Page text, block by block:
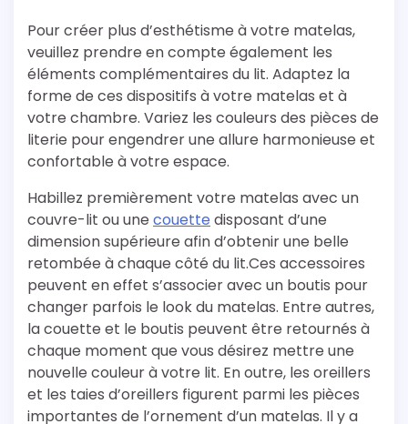
Pour créer plus d’esthétisme à votre matelas,
veuillez prendre en compte également les
éléments complémentaires du lit. Adaptez la
forme de ces dispositifs à votre matelas et à
votre chambre. Variez les couleurs des pièces de
literie pour engendrer une allure harmonieuse et
confortable à votre espace.
Habillez premièrement votre matelas avec un
couvre-lit ou une couette disposant d’une
dimension supérieure afin d’obtenir une belle
retombée à chaque côté du lit.Ces accessoires
peuvent en effet s’associer avec un boutis pour
changer parfois le look du matelas. Entre autres,
la couette et le boutis peuvent être retournés à
chaque moment que vous désirez mettre une
nouvelle couleur à votre lit. En outre, les oreillers
et les taies d’oreillers figurent parmi les pièces
importantes de l’ornement d’un matelas. Il y a